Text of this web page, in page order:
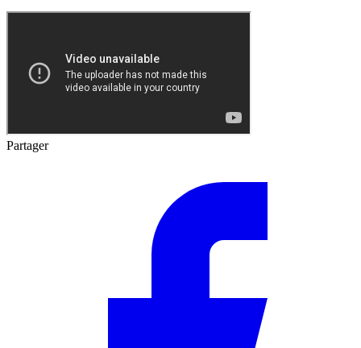
Partager